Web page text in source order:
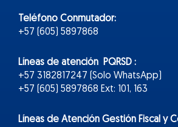
Teléfono Conmutador:
+57 (605) 5897868
Líneas de atención PQRSD :
+57 3182817247 (Solo WhatsApp)
+57 (605) 5897868 Ext: 101, 163
Líneas de Atención Gestión Fiscal y